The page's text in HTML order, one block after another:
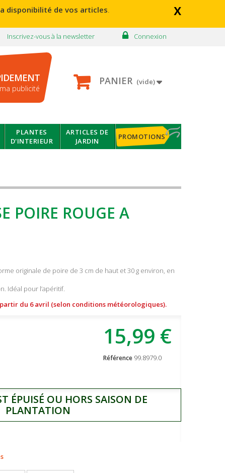
x
disponibilité de vos articles.
Connexion
Inscrivez-vous à la newsletter
publicité
PANIER (vide)
PLANTES
D'INTERIEUR
ARTICLES DE
JARDIN
PROMOTIONS
POIRE ROUGE A
originale de poire de 3 cm de haut et 30 g environ, en
Idéal pour l’apéritif.
du 6 avril (selon conditions météorologiques).
15,99 €
Référence 99.8979.0
ÉPUISÉ OU HORS SAISON DE
PLANTATION